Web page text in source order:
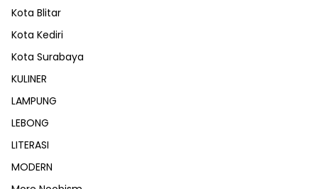
Kota Blitar
Kota Kediri
Kota Surabaya
KULINER
LAMPUNG
LEBONG
LITERASI
MODERN